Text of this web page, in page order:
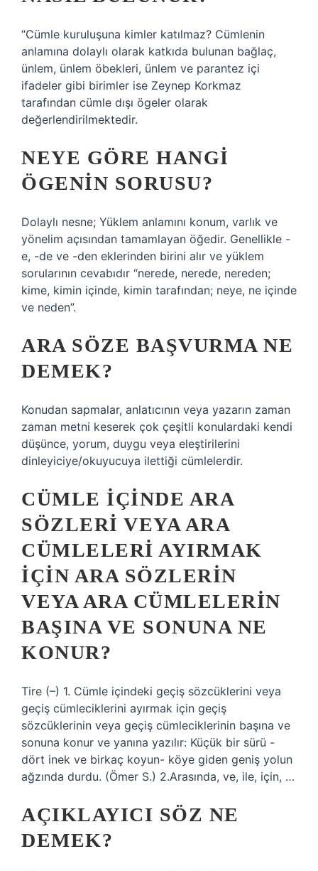
“Cümle kuruluşuna kimler katılmaz? Cümlenin
anlamına dolaylı olarak katkıda bulunan bağlaç,
ünlem, ünlem öbekleri, ünlem ve parantez içi
ifadeler gibi birimler ise Zeynep Korkmaz
tarafından cümle dışı ögeler olarak
değerlendirilmektedir.
NEYE GÖRE HANGI
ÖGENIN SORUSU?
Dolaylı nesne; Yüklem anlamını konum, varlık ve
yönelim açısından tamamlayan öğedir. Genellikle -
e, -de ve -den eklerinden birini alır ve yüklem
sorularının cevabıdır “nerede, nerede, nereden;
kime, kimin içinde, kimin tarafından; neye, ne içinde
ve neden”.
ARA SÖZE BAŞVURMA NE
DEMEK?
Konudan sapmalar, anlatıcının veya yazarın zaman
zaman metni keserek çok çeşitli konulardaki kendi
düşünce, yorum, duygu veya eleştirilerini
dinleyiciye/okuyucuya ilettiği cümlelerdir.
CÜMLE IÇINDE ARA
SÖZLERI VEYA ARA
CÜMLELERI AYIRMAK
IÇIN ARA SÖZLERIN
VEYA ARA CÜMLELERIN
BAŞINA VE SONUNA NE
KONUR?
Tire (–) 1. Cümle içindeki geçiş sözcüklerini veya
geçiş cümleciklerini ayırmak için geçiş
sözcüklerinin veya geçiş cümleciklerinin başına ve
sonuna konur ve yanına yazılır: Küçük bir sürü -
dört inek ve birkaç koyun- köye giden geniş yolun
ağzında durdu. (Ömer S.) 2.Arasında, ve, ile, için, …
AÇIKLAYICI SÖZ NE
DEMEK?